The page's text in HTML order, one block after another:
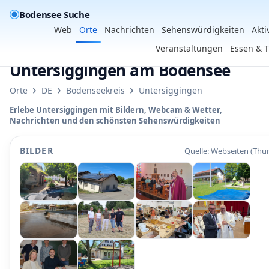
Bodensee Suche
Web Orte Nachrichten Sehenswürdigkeiten
Veranstaltungen
Essen &
Untersiggingen am Bodensee
Orte › DE › Bodenseekreis › Untersiggingen
Erlebe Untersiggingen mit Bildern, Webcam & Wetter,
Nachrichten und den schönsten Sehenswürdigkeiten
BILDER Quelle: Webseiten
•
•